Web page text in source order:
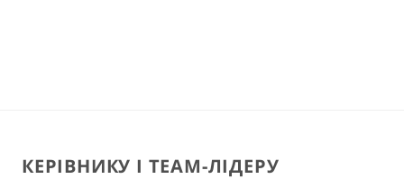
КЕРІВНИКУ І TEAM-ЛІДЕРУ